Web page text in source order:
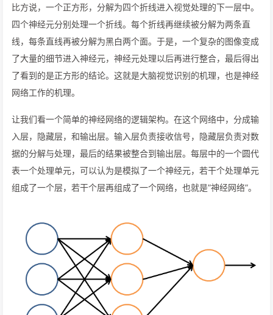
比方说，一个正方形，分解为四个折线进入视觉处理的下一层中。
四个神经元分别处理一个折线。每个折线再继续被分解为两条直
线，每条直线再被分解为黑白两个面。于是，一个复杂的图像变成
了大量的细节进入神经元，神经元处理以后再进行整合，最后得出
了看到的是正方形的结论。这就是大脑视觉识别的机理，也是神经
网络工作的机理。
让我们看一个简单的神经网络的逻辑架构。在这个网络中，分成输
入层，隐藏层，和输出层。输入层负责接收信号，隐藏层负责对数
据的分解与处理，最后的结果被整合到输出层。每层中的一个圆代
表一个处理单元，可以认为是模拟了一个神经元，若干个处理单元
组成了一个层，若干个层再组成了一个网络，也就是”神经网络”。